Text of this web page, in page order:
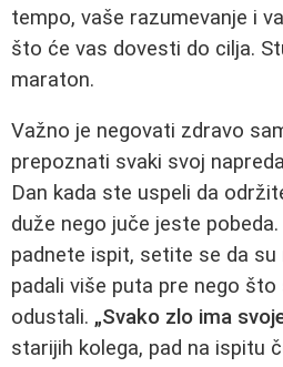
tempo, vaše razumevanje i
što će vas dovesti do cilja.
maraton.
Važno je negovati zdravo
prepoznati svaki svoj
Dan kada ste uspeli da
duže nego juče jeste
padnete ispit, setite se da su
padali više puta pre nego što
odustali. „Svako zlo ima
starijih kolega, pad na ispitu